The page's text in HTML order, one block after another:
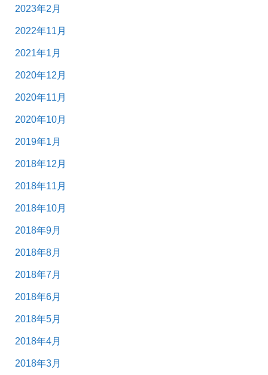
2023年2月
2022年11月
2021年1月
2020年12月
2020年11月
2020年10月
2019年1月
2018年12月
2018年11月
2018年10月
2018年9月
2018年8月
2018年7月
2018年6月
2018年5月
2018年4月
2018年3月